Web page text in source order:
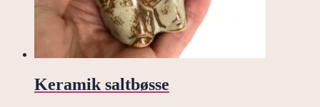
Keramik saltbøsse